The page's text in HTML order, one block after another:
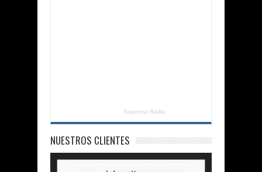
Suprema Radio
NUESTROS CLIENTES